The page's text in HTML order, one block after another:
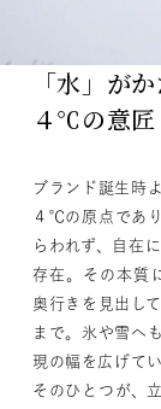
「水」が
４℃の意匠
ブランド誕生時
４℃の原点であ
らわれず、自在
存在。その本質
奥行きを見出し
まで。氷や雪へ
現の幅を広げてい
そのひとつが、